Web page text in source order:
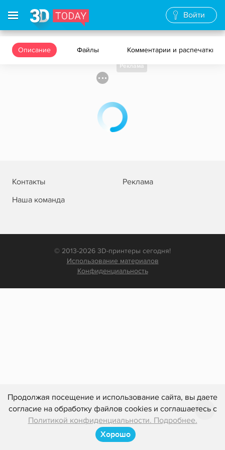
Продолжая посещение и использование сайта, вы даете
согласие на обработку файлов cookies и соглашаетесь с
Политикой конфиденциальности. Подробнее.
Хорошо
Войти
Описание Файлы Комментарии и распечатки
Реклама
Контакты
Реклама
Наша команда
© 2013-2026 3D-принтеры сегодня!
Использование материалов
Конфиденциальность